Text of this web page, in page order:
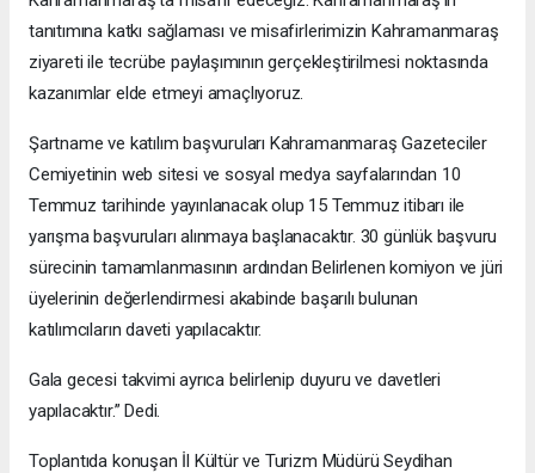
tanıtımına katkı sağlaması ve misafirlerimizin Kahramanmaraş
ziyareti ile tecrübe paylaşımının gerçekleştirilmesi noktasında
kazanımlar elde etmeyi amaçlıyoruz.
Şartname ve katılım başvuruları Kahramanmaraş Gazeteciler
Cemiyetinin web sitesi ve sosyal medya sayfalarından 10
Temmuz tarihinde yayınlanacak olup 15 Temmuz itibarı ile
yarışma başvuruları alınmaya başlanacaktır. 30 günlük başvuru
sürecinin tamamlanmasının ardından Belirlenen komiyon ve jüri
üyelerinin değerlendirmesi akabinde başarılı bulunan
katılımcıların daveti yapılacaktır.
Gala gecesi takvimi ayrıca belirlenip duyuru ve davetleri
yapılacaktır.” Dedi.
Toplantıda konuşan İl Kültür ve Turizm Müdürü Seydihan